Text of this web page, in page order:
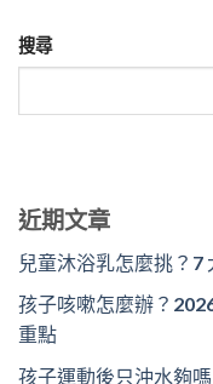
搜尋
近期文章
兒童沐浴乳怎麼挑？7
孩子咳嗽怎麼辦？
重點
孩子運動後只沖水夠